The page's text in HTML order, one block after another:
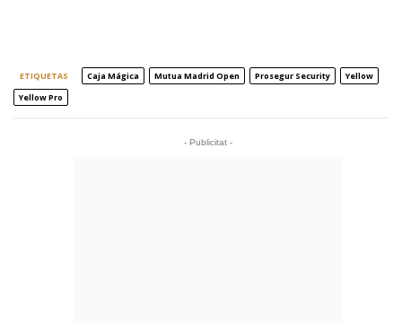
ETIQUETAS Caja Mágica Mutua Madrid Open Prosegur Security
Yellow
Yellow Pro
- Publicitat -